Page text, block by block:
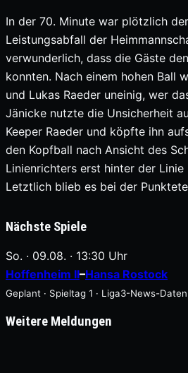
In der 70. Minute war plötzlich
Leistungsabfall der
verwunderlich, dass die Gäste
konnten. Nach einem hohen Ball
und Lukas Raeder uneinig, wer
Jänicke nutzte die Unsicherheit
Keeper Raeder und köpfte ihn
den Kopfball nach Ansicht des
Linienrichters erst hinter der Linie
Letztlich blieb es bei der
Nächste Spiele
So. · 09.08. · 13:30 Uhr
Hoffenheim II–Hansa Rostock
Geplant · Spieltag 1 · Liga3-News-
Weitere Meldungen